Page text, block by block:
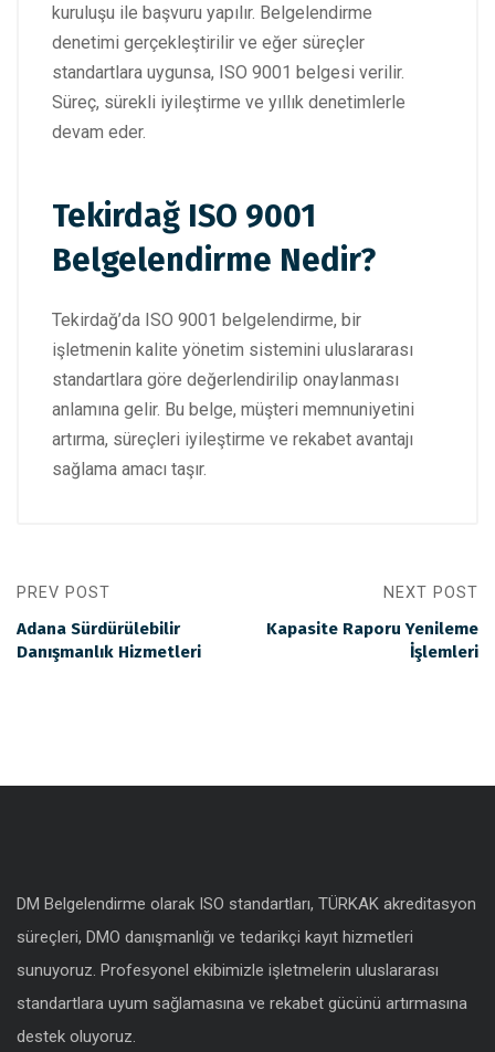
kuruluşu ile başvuru yapılır. Belgelendirme
denetimi gerçekleştirilir ve eğer süreçler
standartlara uygunsa, ISO 9001 belgesi verilir.
Süreç, sürekli iyileştirme ve yıllık denetimlerle
devam eder.
Tekirdağ ISO 9001
Belgelendirme Nedir?
Tekirdağ’da ISO 9001 belgelendirme, bir
işletmenin kalite yönetim sistemini uluslararası
standartlara göre değerlendirilip onaylanması
anlamına gelir. Bu belge, müşteri memnuniyetini
artırma, süreçleri iyileştirme ve rekabet avantajı
sağlama amacı taşır.
PREV POST
Adana Sürdürülebilir
Danışmanlık Hizmetleri
NEXT POST
Kapasite Raporu Yenileme
İşlemleri
DM Belgelendirme olarak ISO standartları, TÜRKAK akreditasyon
süreçleri, DMO danışmanlığı ve tedarikçi kayıt hizmetleri
sunuyoruz. Profesyonel ekibimizle işletmelerin uluslararası
standartlara uyum sağlamasına ve rekabet gücünü artırmasına
destek oluyoruz.